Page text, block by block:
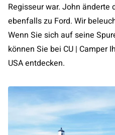
Regisseur war. John
ebenfalls zu Ford. Wir
Wenn Sie sich auf seine
können Sie bei CU | Camper
USA entdecken.